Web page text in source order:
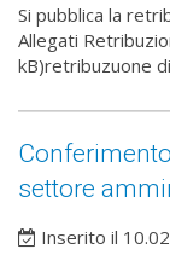
Si pubblica la
Allegati
kB)retribuzuone
settore
Inserito il